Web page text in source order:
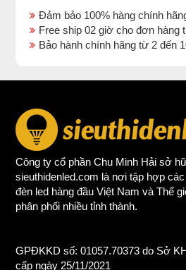
Đảm bảo 100% hàng chính
Free ship 02 giờ cho đơn hàng
Bảo hành chính hãng từ 2 đến
Công ty cổ phần Chu Minh Hải sở
sieuthidenled.com là nơi tập hợp
đèn led hàng đầu Việt Nam và Thế
phân phối nhiều tỉnh thành.
GPĐKKD số: 01057.70373 do Sở
cấp ngày 25/11/2021